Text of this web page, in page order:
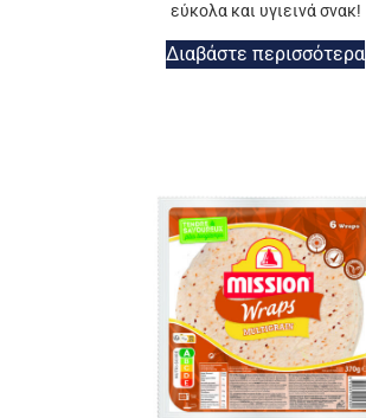
εύκολα και υγιεινά σνακ!
Διαβάστε περισσότερα